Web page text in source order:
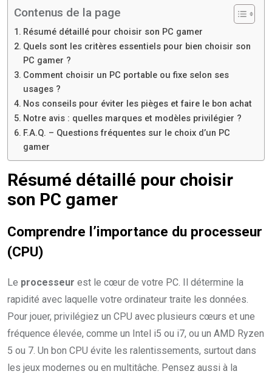
Contenus de la page
Résumé détaillé pour choisir son PC gamer
Quels sont les critères essentiels pour bien choisir son
PC gamer ?
Comment choisir un PC portable ou fixe selon ses
usages ?
Nos conseils pour éviter les pièges et faire le bon achat
Notre avis : quelles marques et modèles privilégier ?
F.A.Q. – Questions fréquentes sur le choix d’un PC
gamer
Résumé détaillé pour choisir
son PC gamer
Comprendre l’importance du processeur
(CPU)
Le processeur est le cœur de votre PC. Il détermine la
rapidité avec laquelle votre ordinateur traite les données.
Pour jouer, privilégiez un CPU avec plusieurs cœurs et une
fréquence élevée, comme un Intel i5 ou i7, ou un AMD Ryzen
5 ou 7. Un bon CPU évite les ralentissements, surtout dans
les jeux modernes ou en multitâche. Pensez aussi à la